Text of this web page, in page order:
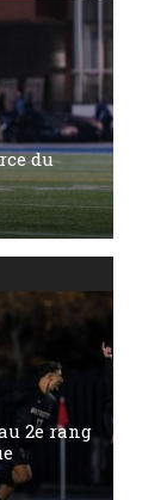
du
2e rang